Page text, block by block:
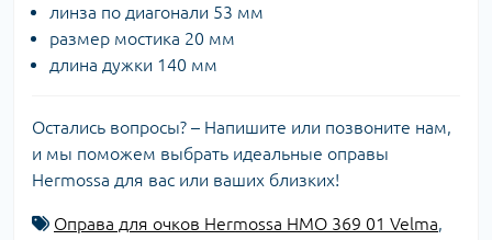
линза по диагонали 53 мм
размер мостика 20 мм
длина дужки 140 мм
Остались вопросы? – Напишите или позвоните нам,
и мы поможем выбрать идеальные оправы
Hermossa для вас или ваших близких!
Оправа для очков Hermossa HMO 369 01 Velma